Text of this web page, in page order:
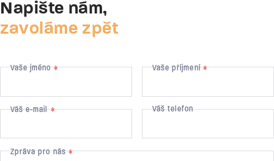
Napište nám,
zavoláme zpět
Vaše jméno* Vaše příjmení*
Váš e-mail* Váš telefon
Zpráva pro nás*